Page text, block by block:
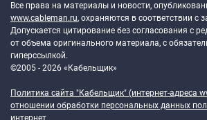
Все права на материалы и новости,
www.cableman.ru, охраняются в соответствии с
Допускается цитирование без согласования с
от объема оригинального материала, с
гиперссылкой.
©2005 - 2026 «Кабельщик»
Политика сайта "Кабельщик" (интернет-адреса
отношении обработки персональных данных
интернет